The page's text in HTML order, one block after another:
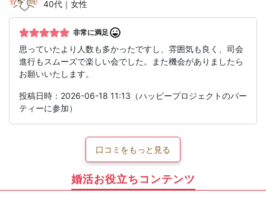
40代｜女性
非常に満足
思っていたより人数も多かったですし、雰囲気も良く、司会
進行もスムーズで楽しい会でした。また機会がありましたら
お願いいたします。
投稿日時：2026-06-18 11:13（ハッピープロジェクトのパー
ティーに参加）
口コミをもっと見る
婚活お役立ちコンテンツ